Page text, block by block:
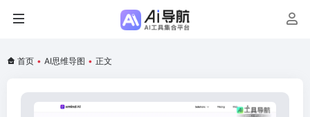
首页 • AI思维导图 • 正文